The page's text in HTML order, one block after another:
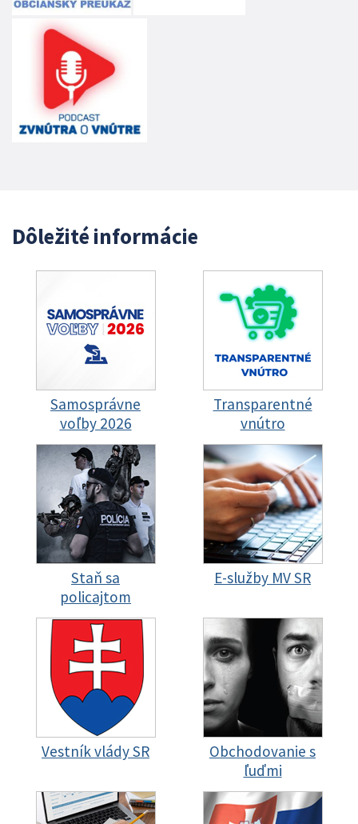
Dôležité informácie
Samosprávne
voľby 2026
Transparentné
vnútro
Staň sa
policajtom
E-služby MV SR
Vestník vlády SR
Obchodovanie s
ľuďmi